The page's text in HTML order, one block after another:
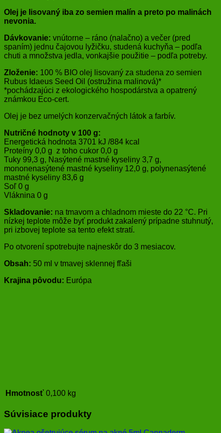
Olej je lisovaný iba zo semien malín a preto po malinách
nevonia.
Dávkovanie: vnútorne – ráno (nalačno) a večer (pred
spaním) jednu čajovou lyžičku, studená kuchyňa – podľa
chuti a množstva jedla, vonkajšie použitie – podľa potreby.
Zloženie: 100 % BIO olej lisovaný za studena zo semien
Rubus Idaeus Seed Oil (ostružina malinová)*
*pochádzajúci z ekologického hospodárstva a opatrený
známkou Eco-cert.
Olej je bez umelých konzervačných látok a farbív.
Nutričné hodnoty v 100 g:
Energetická hodnota 3701 kJ /884 kcal
Proteíny 0,0 g z toho cukor 0,0 g
Tuky 99,3 g, Nasýtené mastné kyseliny 3,7 g,
mononenasýtené mastné kyseliny 12,0 g, polynenasýtené
mastné kyseliny 83,6 g
Soľ 0 g
Vláknina 0 g
Skladovanie: na tmavom a chladnom mieste do 22 °C. Pri
nízkej teplote môže byť produkt zakalený prípadne stuhnutý,
pri izbovej teplote sa tento efekt stratí.
Po otvorení spotrebujte najneskôr do 3 mesiacov.
Obsah: 50 ml v tmavej sklennej fľaši
Krajina pôvodu: Európa
Hmotnosť 0,100 kg
Súvisiace produkty